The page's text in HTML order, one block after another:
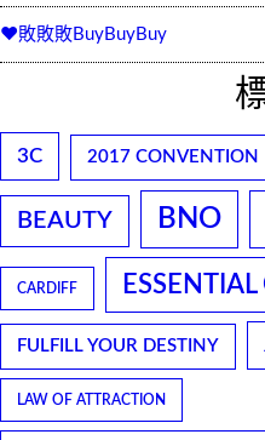
♥敗敗敗BuyBuyBuy
3C 2017 CONVENTION
BEAUTY BNO
CARDIFF ESSENTIAL
FULFILL YOUR DESTINY
LAW OF ATTRACTION